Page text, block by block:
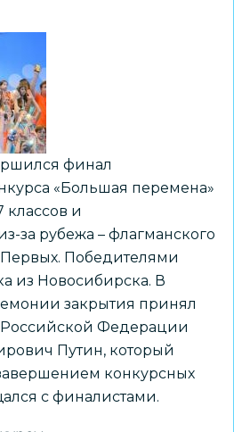
финал
«Большая перемена»
и
за рубежа – флагманского
Победителями
из Новосибирска. В
закрытия принял
Российской Федерации
Путин, который
конкурсных
с финалистами.